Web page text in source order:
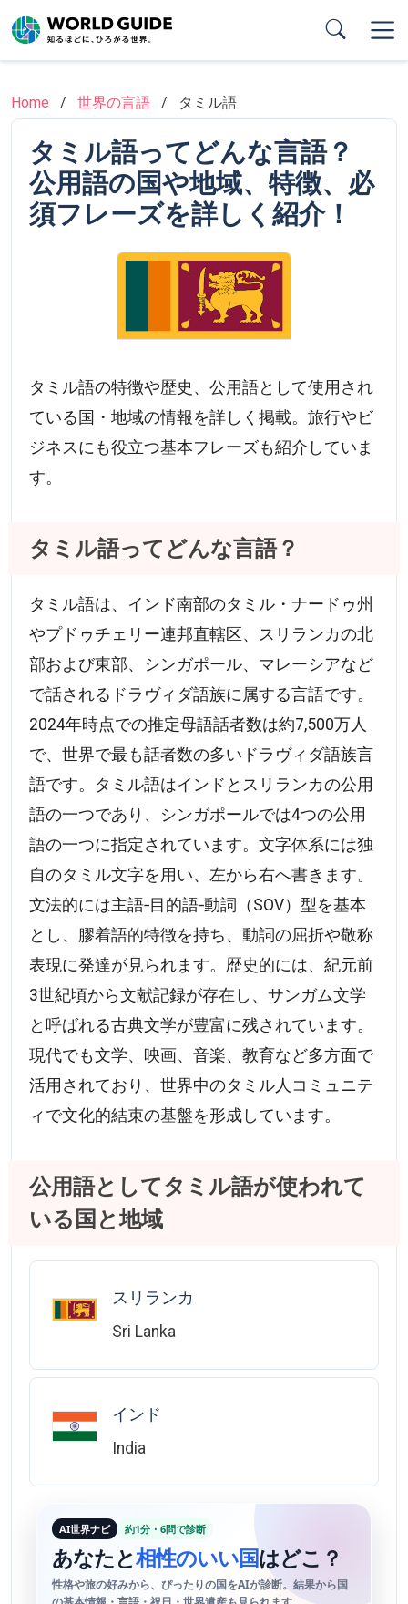
to
main
Home
世界の言語 タミル語
タミル語ってどんな言語？
公用語の国や地域、特徴、必
須フレーズを詳しく紹介！
タミル語の特徴や歴史、公用語として使用され
ている国・地域の情報を詳しく掲載。旅行やビ
ジネスにも役立つ基本フレーズも紹介していま
す。
タミル語ってどんな言語？
タミル語は、インド南部のタミル・ナードゥ州
やプドゥチェリー連邦直轄区、スリランカの北
部および東部、シンガポール、マレーシアなど
で話されるドラヴィダ語族に属する言語です。
2024年時点での推定母語話者数は約7,500万人
で、世界で最も話者数の多いドラヴィダ語族言
語です。タミル語はインドとスリランカの公用
語の一つであり、シンガポールでは4つの公用
語の一つに指定されています。文字体系には独
自のタミル文字を用い、左から右へ書きます。
文法的には主語‐目的語‐動詞（SOV）型を基本
とし、膠着語的特徴を持ち、動詞の屈折や敬称
表現に発達が見られます。歴史的には、紀元前
3世紀頃から文献記録が存在し、サンガム文学
と呼ばれる古典文学が豊富に残されています。
現代でも文学、映画、音楽、教育など多方面で
活用されており、世界中のタミル人コミュニテ
ィで文化的結束の基盤を形成しています。
公用語としてタミル語が使われて
いる国と地域
スリランカ
Sri Lanka
インド
India
AI世界ナビ 約1分・6問で診断
あなたと相性のいい国はどこ？
性格や旅の好みから、ぴったりの国をAIが診断。結果から国